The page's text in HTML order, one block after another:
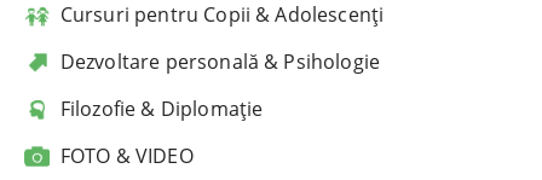
Cursuri pentru Copii & Adolescenți
Dezvoltare personală & Psihologie
Filozofie & Diplomație
FOTO & VIDEO